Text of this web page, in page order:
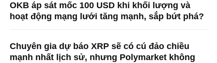
OKB áp sát mốc 100 USD khi khối lượng và
hoạt động mạng lưới tăng mạnh, sắp bứt phá?
Chuyên gia dự báo XRP sẽ có cú đảo chiều
mạnh nhất lịch sử, nhưng Polymarket không